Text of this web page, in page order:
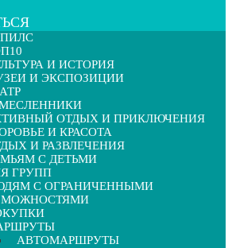
И ИСТОРИЯ
И ЭКСПОЗИЦИИ
ОТДЫХ И ПРИКЛЮЧЕНИЯ
И КРАСОТА
И РАЗВЛЕЧЕНИЯ
С ДЕТЬМИ
ГРУПП
С ОГРАНИЧЕННЫМИ
АВТОМАРШРУТЫ